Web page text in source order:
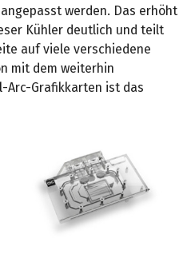
werden. Das erhöht
Kühler deutlich und teilt
auf viele verschiedene
mit dem weiterhin
Arc-Grafikkarten ist das